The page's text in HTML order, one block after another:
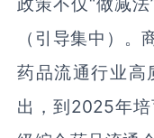
（引导集中）。
药品流通行业高
出，到2025年